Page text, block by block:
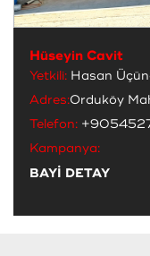
Hüseyin Cavit
Yetkili: Hasan
Adres:Orduköy
Telefon:
Kampanya:
BAYİ DETAY